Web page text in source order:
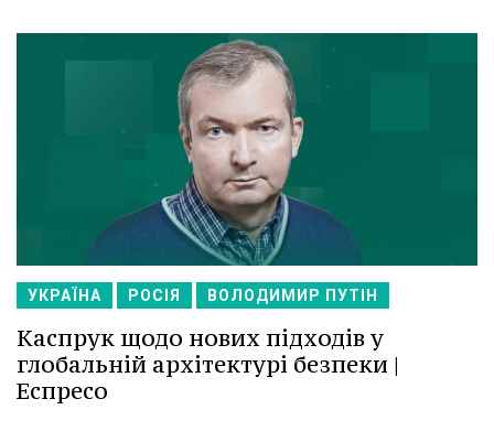
УКРАЇНА РОСІЯ ВОЛОДИМИР ПУТІН
Каспрук щодо нових підходів у
глобальній архітектурі безпеки |
Еспресо